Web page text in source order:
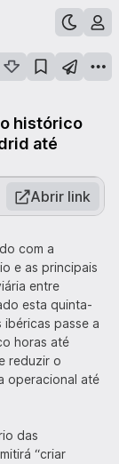
histórico
até
Abrir link
com a
e as principais
entre
esta quinta-
passe a
horas até
reduzir o
operacional até
das
“criar